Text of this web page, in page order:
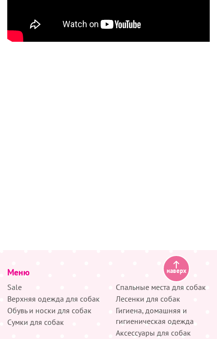
Меню
Sale
Верхняя одежда для собак
Обувь и носки для собак
Сумки для собак
Спальные места для собак
Лесенки для собак
Гигиена, домашняя и
гигиеническая одежда
Аксессуары для собак
наверх